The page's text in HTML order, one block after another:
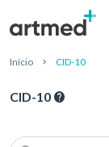
Início CID-10
CID-10